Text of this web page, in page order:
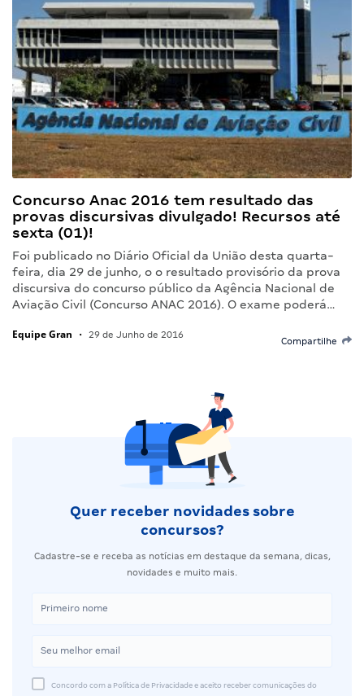
Concurso Anac 2016 tem resultado das
provas discursivas divulgado! Recursos até
sexta (01)!
Foi publicado no Diário Oficial da União desta quarta-
feira, dia 29 de junho, o o resultado provisório da prova
discursiva do concurso público da Agência Nacional de
Aviação Civil (Concurso ANAC 2016). O exame poderá…
Equipe Gran • 29 de Junho de 2016
Compartilhe
Quer receber novidades sobre
concursos?
Cadastre-se e receba as notícias em destaque da semana, dicas,
novidades e muito mais.
Concordo com a Política de Privacidade e aceito receber comunicações do